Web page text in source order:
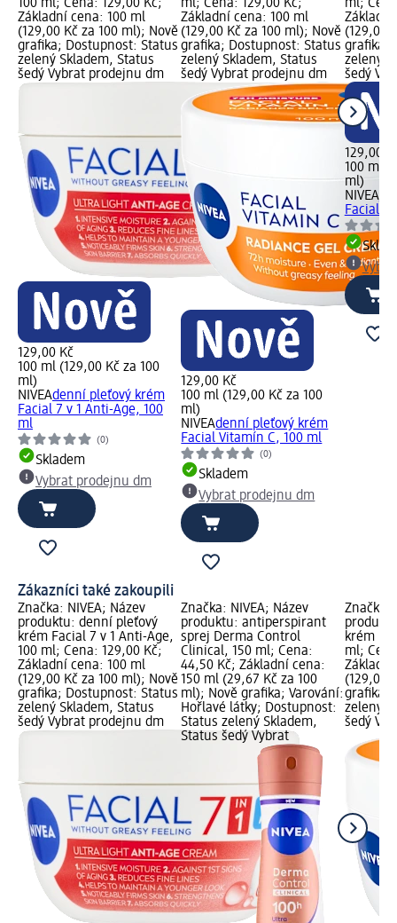
100 ml; Cena: 129,00 Kč;
Základní cena: 100 ml
(129,00 Kč za 100 ml); Nově
grafika; Dostupnost: Status
zelený Skladem, Status
šedý Vybrat prodejnu dm
129,00 Kč
100 ml (129,00 Kč za 100
ml)
NIVEAdenní pleťový krém
Facial 7 v 1 Anti-Age, 100
ml
(0)
Skladem
Vybrat prodejnu dm
ml; Cena: 129,00 Kč;
Základní cena: 100 ml
(129,00 Kč za 100 ml); Nově
grafika; Dostupnost: Status
zelený Skladem, Status
šedý Vybrat prodejnu dm
129,00 Kč
100 ml (129,00 Kč za 100
ml)
NIVEAdenní pleťový krém
Facial Vitamín C, 100 ml
(0)
Skladem
Vybrat prodejnu dm
ml;
(129,00
grafika;
zelený
šedý
129,00
100 ml
ml)
NIVEA
Facial
Zákazníci také zakoupili
Značka: NIVEA; Název
produktu: denní pleťový
krém Facial 7 v 1 Anti-Age,
100 ml; Cena: 129,00 Kč;
Základní cena: 100 ml
(129,00 Kč za 100 ml); Nově
grafika; Dostupnost: Status
zelený Skladem, Status
šedý Vybrat prodejnu dm
Značka: NIVEA; Název
produktu: antiperspirant
sprej Derma Control
Clinical, 150 ml; Cena:
44,50 Kč; Základní cena:
150 ml (29,67 Kč za 100
ml); Nově grafika; Varování:
Hořlavé látky; Dostupnost:
Status zelený Skladem,
Status šedý Vybrat
Značka:
krém
ml;
(129,00
grafika;
zelený
šedý